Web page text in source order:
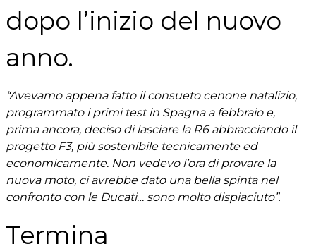
dopo l’inizio del nuovo
anno.
“Avevamo appena fatto il consueto cenone natalizio,
programmato i primi test in Spagna a febbraio e,
prima ancora, deciso di lasciare la R6 abbracciando il
progetto F3, più sostenibile tecnicamente ed
economicamente. Non vedevo l’ora di provare la
nuova moto, ci avrebbe dato una bella spinta nel
confronto con le Ducati… sono molto dispiaciuto”.
Termina